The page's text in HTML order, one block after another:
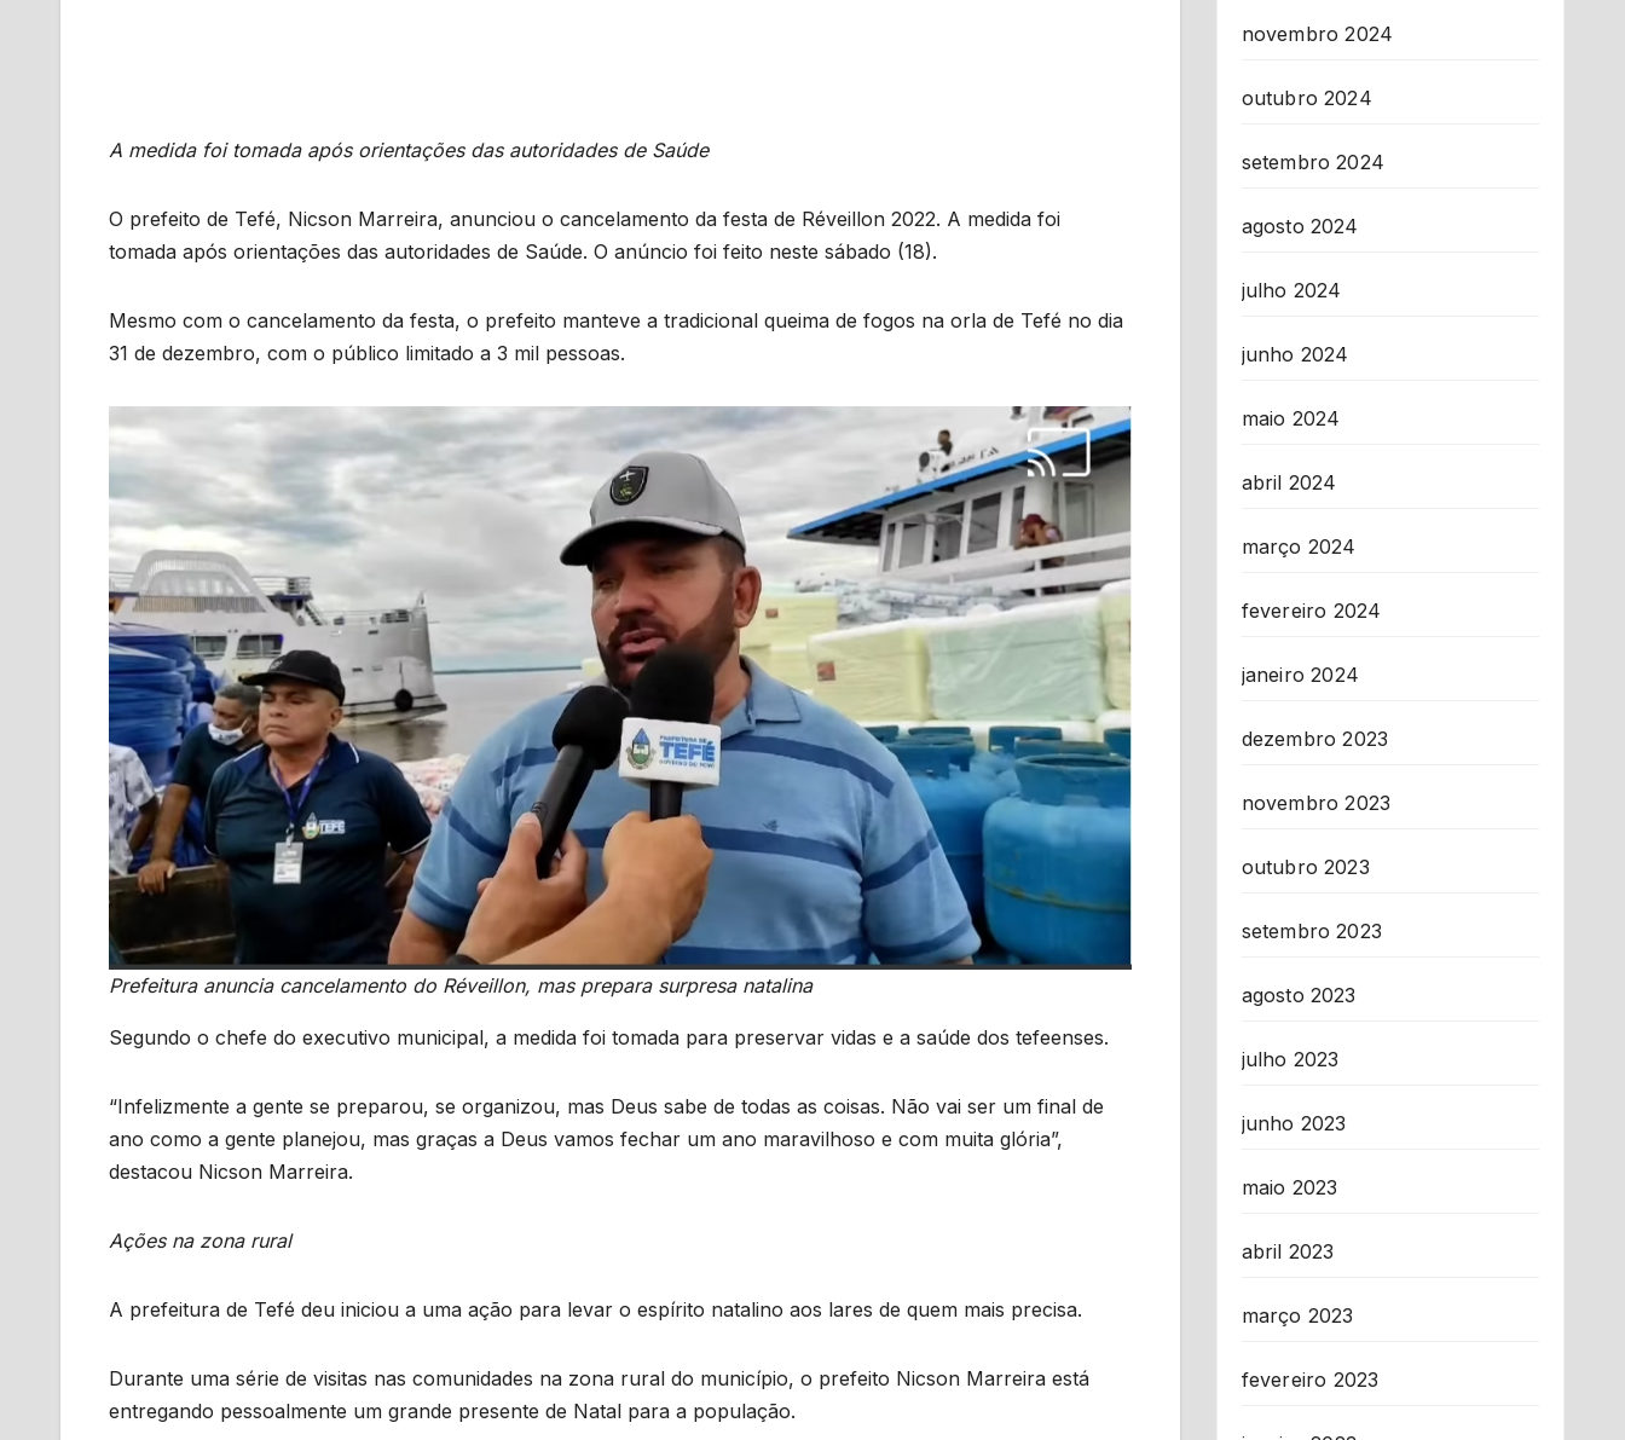
A medida foi tomada após orientações das autoridades de Saúde
O prefeito de Tefé, Nicson Marreira, anunciou o cancelamento da festa de Réveillon 2022. A medida foi
tomada após orientações das autoridades de Saúde. O anúncio foi feito neste sábado (18).
Mesmo com o cancelamento da festa, o prefeito manteve a tradicional queima de fogos na orla de Tefé no dia
31 de dezembro, com o público limitado a 3 mil pessoas.
Prefeitura anuncia cancelamento do Réveillon, mas prepara surpresa natalina
Segundo o chefe do executivo municipal, a medida foi tomada para preservar vidas e a saúde dos tefeenses.
“Infelizmente a gente se preparou, se organizou, mas Deus sabe de todas as coisas. Não vai ser um final de
ano como a gente planejou, mas graças a Deus vamos fechar um ano maravilhoso e com muita glória”,
destacou Nicson Marreira.
Ações na zona rural
A prefeitura de Tefé deu iniciou a uma ação para levar o espírito natalino aos lares de quem mais precisa.
Durante uma série de visitas nas comunidades na zona rural do município, o prefeito Nicson Marreira está
entregando pessoalmente um grande presente de Natal para a população.
novembro 2024
outubro 2024
setembro 2024
agosto 2024
julho 2024
junho 2024
maio 2024
abril 2024
março 2024
fevereiro 2024
janeiro 2024
dezembro 2023
novembro 2023
outubro 2023
setembro 2023
agosto 2023
julho 2023
junho 2023
maio 2023
abril 2023
março 2023
fevereiro 2023